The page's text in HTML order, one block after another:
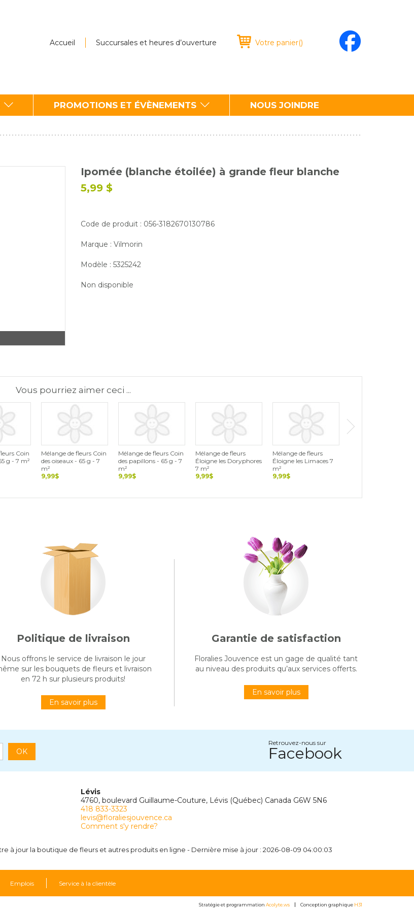
Accueil Succursales et heures d’ouverture Votre panier()
PROMOTIONS ET ÉVÈNEMENTS NOUS JOINDRE
Ipomée (blanche étoilée) à grande fleur blanche
5,99 $
Code de produit : 056-3182670130786
Marque : Vilmorin
Modèle : 5325242
Non disponible
Vous pourriez aimer ceci ...
Coin
g - 7 m²
Mélange de fleurs Coin
des oiseaux - 65 g - 7
m²
9,99$
Mélange de fleurs Coin
des papillons - 65 g - 7
m²
9,99$
Mélange de fleurs
Éloigne les Doryphores
7 m²
9,99$
Mélange de fleurs
Éloigne les Limaces 7
m²
9,99$
Politique de livraison
Nous offrons le service de livraison le jour
sur les bouquets de fleurs et livraison
en 72 h sur plusieurs produits!
En savoir plus
Garantie de satisfaction
Floralies Jouvence est un gage de qualité tant
au niveau des produits qu’aux services offerts.
En savoir plus
OK
Retrouvez-nous sur
Facebook
Lévis
4760, boulevard Guillaume-Couture, Lévis (Québec) Canada G6W 5N6
418 833-3323
levis@floraliesjouvence.ca
Comment s'y rendre?
jour la boutique de fleurs et autres produits en ligne - Dernière mise à jour : 2026-08-09 04:00:03
Emplois Service à la clientèle
Stratégie et programmation Acolyte.ws Conception graphique H31